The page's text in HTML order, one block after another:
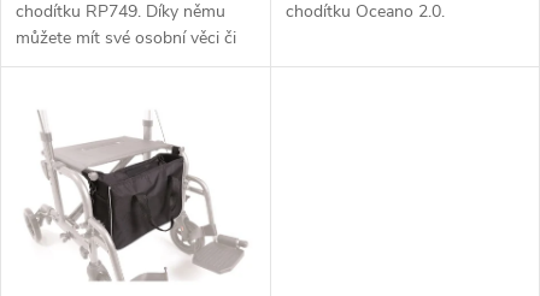
u
ů
u
k
ů
chodítku RP749. Díky němu
můžete mít své osobní věci či
jiné nezbytnosti neustále u
chodítku Oceano 2.0.